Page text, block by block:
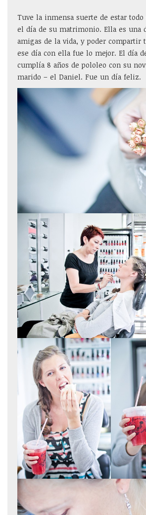
Tuve la inmensa suerte de estar
el día de su matrimonio. Ella es una
amigas de la vida, y poder compartir
ese día con ella fue lo mejor. El día
cumplía 8 años de pololeo con su
marido – el Daniel. Fue un día feliz.